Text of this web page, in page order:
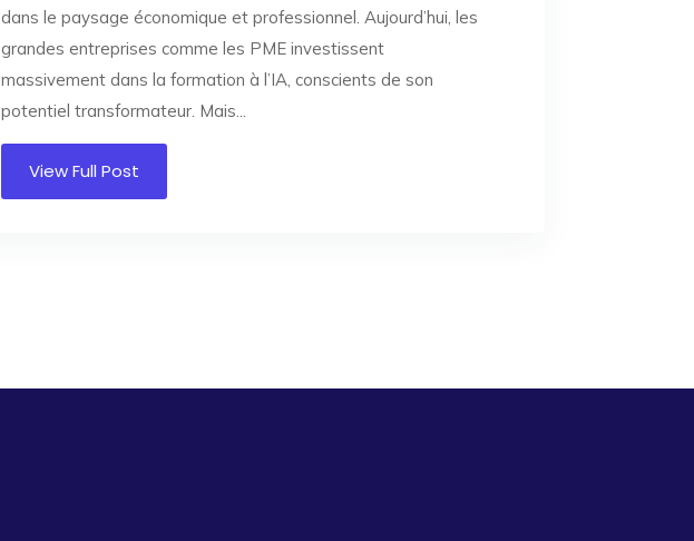
dans le paysage économique et professionnel. Aujourd’hui, les
grandes entreprises comme les PME investissent
massivement dans la formation à l’IA, conscients de son
potentiel transformateur. Mais...
View Full Post